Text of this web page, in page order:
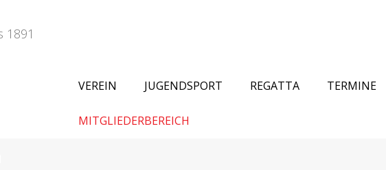
VEREIN JUGENDSPORT REGATTA TERMINE
MITGLIEDERBEREICH